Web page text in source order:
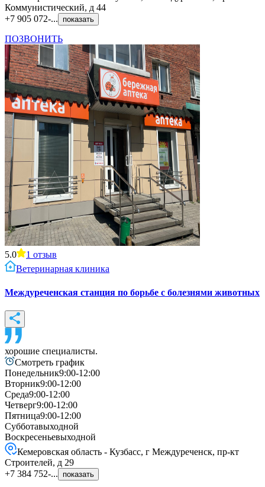
Коммунистический, д 44
+7 905 072-...
показать
ПОЗВОНИТЬ
5.0 1 отзыв
Ветеринарная клиника
Междуреченская станция по борьбе с болезнями животных
хорошие специалисты.
Смотреть график
Понедельник9:00-12:00
Вторник9:00-12:00
Среда9:00-12:00
Четверг9:00-12:00
Пятница9:00-12:00
Субботавыходной
Воскресеньевыходной
Кемеровская область - Кузбасс, г Междуреченск, пр-кт
Строителей, д 29
+7 384 752-...
показать